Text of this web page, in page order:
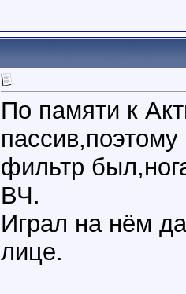
По памяти к
фильтр
ВЧ.
Играл на нём
лице.